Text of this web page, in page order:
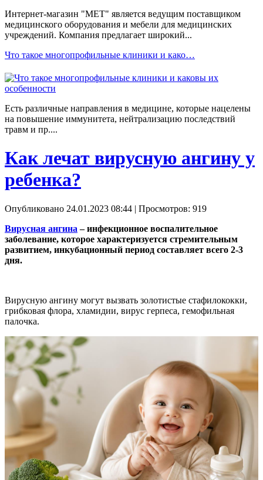
Интернет-магазин "МЕТ" является ведущим поставщиком
медицинского оборудования и мебели для медицинских
учреждений. Компания предлагает широкий...
Что такое многопрофильные клиники и како…
Есть различные направления в медицине, которые нацелены
на повышение иммунитета, нейтрализацию последствий
травм и пр....
Как лечат вирусную ангину у
ребенка?
Опубликовано 24.01.2023 08:44 | Просмотров: 919
Вирусная ангина – инфекционное воспалительное
заболевание, которое характеризуется стремительным
развитием, инкубационный период составляет всего 2-3
дня.
Вирусную ангину могут вызвать золотистые стафилококки,
грибковая флора, хламидии, вирус герпеса, гемофильная
палочка.